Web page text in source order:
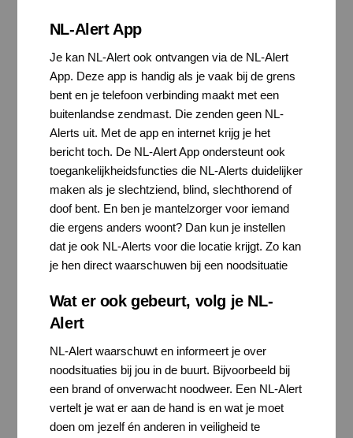
NL-Alert App
Je kan NL-Alert ook ontvangen via de NL-Alert
App. Deze app is handig als je vaak bij de grens
bent en je telefoon verbinding maakt met een
buitenlandse zendmast. Die zenden geen NL-
Alerts uit. Met de app en internet krijg je het
bericht toch. De NL-Alert App ondersteunt ook
toegankelijkheidsfuncties die NL-Alerts duidelijker
maken als je slechtziend, blind, slechthorend of
doof bent. En ben je mantelzorger voor iemand
die ergens anders woont? Dan kun je instellen
dat je ook NL-Alerts voor die locatie krijgt. Zo kan
je hen direct waarschuwen bij een noodsituatie
Wat er ook gebeurt, volg je NL-
Alert
NL-Alert waarschuwt en informeert je over
noodsituaties bij jou in de buurt. Bijvoorbeeld bij
een brand of onverwacht noodweer. Een NL-Alert
vertelt je wat er aan de hand is en wat je moet
doen om jezelf én anderen in veiligheid te